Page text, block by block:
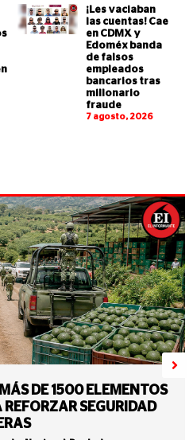
¡Les vaciaban
las cuentas! Cae
en CDMX y
Edoméx banda
de falsos
empleados
bancarios tras
millonario
fraude
7 agosto, 2026
DE 1500 ELEMENTOS
SEGURIDAD